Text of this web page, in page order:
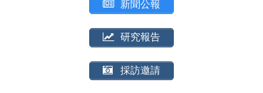
新聞公報
研究報告
採訪邀請